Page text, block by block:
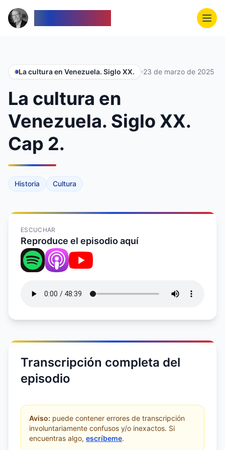
La cultura en Venezuela. Siglo XX. 23 de marzo de 2025
La cultura en
Venezuela. Siglo XX.
Cap 2.
Historia Cultura
ESCUCHAR
Reproduce el episodio aquí
Transcripción completa del
episodio
Aviso: puede contener errores de transcripción
involuntariamente confusos y/o inexactos. Si
encuentras algo, escríbeme.